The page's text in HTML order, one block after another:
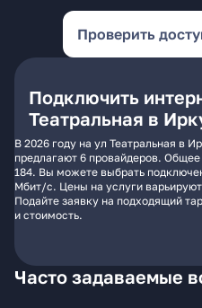
Проверить
Подключить
Театральная в
В 2026 году на ул Театральная в
предлагают 6 провайдеров.
184. Вы можете выбрать
Мбит/с. Цены на услуги
Подайте заявку на подходящий
и стоимость.
Часто задаваемые